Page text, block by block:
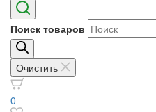
Поиск товаров
Очистить
0